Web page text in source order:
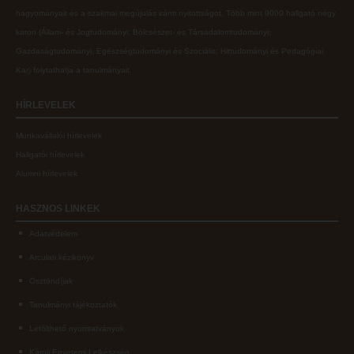
hagyományait és a szakmai megújulás iránti nyitottságot. Több mint 9000 hallgató négy
karon ( Állam- és Jogtudományi; Bölcsészet- és Társadalomtudományi;
Gazdaságtudományi, Egészségtudományi és Szociális; Hittudományi és Pedagógiai
Kar ) folytathatja a tanulmányait.
HÍRLEVELEK
Munkavállalói hírlevelek
Hallgatói hírlevelek
Alumni hírlevelek
HASZNOS LINKEK
Adatvédelem
Arculati kézikönyv
Ösztöndíjak
Tanulmányi tájékoztatók
Letölthető nyomtatványok
Károli Egyetemi Lelkészség